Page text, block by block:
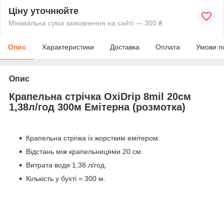
Ціну уточнюйте
Мінімальна сума замовлення на сайті — 300 ₴
Опис Характеристики Доставка Оплата Умови
Опис
Крапельна стрічка OxiDrip 8mil 20см
1,38л/год 300м Емітерна (розмотка)
Крапельна стрічка із жорстким емітером.
Відстань між крапельницями 20 см.
Витрата води 1,38 л/год.
Кількість у бухті = 300 м.